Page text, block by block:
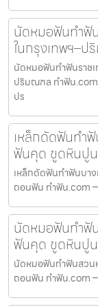
นัดหมอฟันทำฟั
ในกรุงเทพฯ–
นัดหมอฟันทำฟันราช
ปริมณฑล ทำฟัน
ปร
เหล็กดัดฟันทำ
ฟันคุด ขูดหินปู
เหล็กดัดฟันทำฟันบา
ถอนฟัน ทำฟัน.com
นัดหมอฟันทำฟั
ฟันคุด ขูดหินปู
นัดหมอฟันทำฟันสวน
ถอนฟัน ทำฟัน.com